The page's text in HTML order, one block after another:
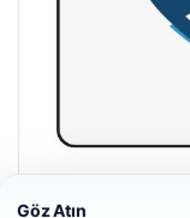
Hastaş Beton
Göz Atın